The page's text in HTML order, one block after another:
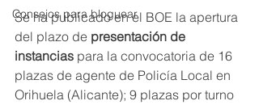
Consejos para bloguear
Se ha publicado en el BOE la apertura
del plazo de presentación de
instancias para la convocatoria de 16
plazas de agente de Policía Local en
Orihuela (Alicante); 9 plazas por turno